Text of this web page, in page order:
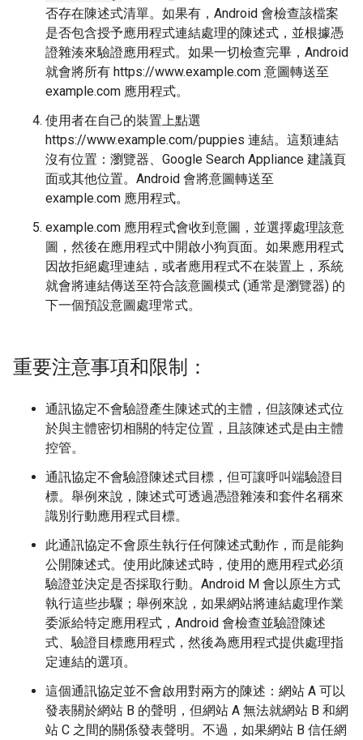
否存在陳述式清單。如果有，Android 會檢查該檔案
是否包含授予應用程式連結處理的陳述式，並根據憑
證雜湊來驗證應用程式。如果一切檢查完畢，Android
就會將所有 https://www.example.com 意圖轉送至
example.com 應用程式。
使用者在自己的裝置上點選
https://www.example.com/puppies 連結。這類連結
沒有位置：瀏覽器、Google Search Appliance 建議頁
面或其他位置。Android 會將意圖轉送至
example.com 應用程式。
example.com 應用程式會收到意圖，並選擇處理該意
圖，然後在應用程式中開啟小狗頁面。如果應用程式
因故拒絕處理連結，或者應用程式不在裝置上，系統
就會將連結傳送至符合該意圖模式 (通常是瀏覽器) 的
下一個預設意圖處理常式。
重要注意事項和限制：
通訊協定不會驗證產生陳述式的主體，但該陳述式位
於與主體密切相關的特定位置，且該陳述式是由主體
控管。
通訊協定不會驗證陳述式目標，但可讓呼叫端驗證目
標。舉例來說，陳述式可透過憑證雜湊和套件名稱來
識別行動應用程式目標。
此通訊協定不會原生執行任何陳述式動作，而是能夠
公開陳述式。使用此陳述式時，使用的應用程式必須
驗證並決定是否採取行動。Android M 會以原生方式
執行這些步驟；舉例來說，如果網站將連結處理作業
委派給特定應用程式，Android 會檢查並驗證陳述
式、驗證目標應用程式，然後為應用程式提供處理指
定連結的選項。
這個通訊協定並不會啟用對兩方的陳述：網站 A 可以
發表關於網站 B 的聲明，但網站 A 無法就網站 B 和網
站 C 之間的關係發表聲明。不過，如果網站 B 信任網